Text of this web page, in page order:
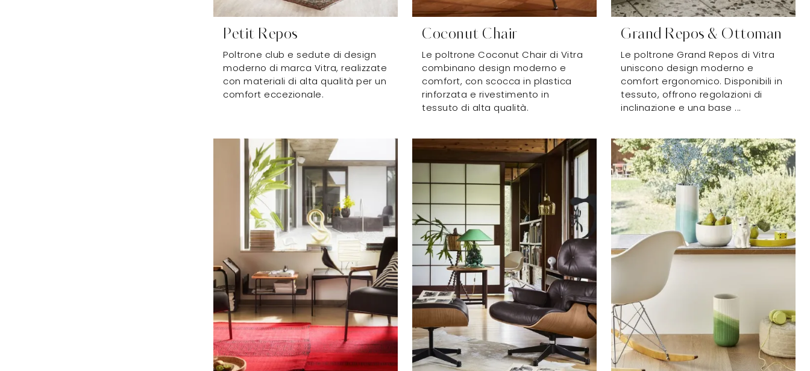
Petit Repos
Poltrone club e sedute di design
moderno di marca Vitra, realizzate
con materiali di alta qualità per un
comfort eccezionale.
Coconut Chair
Le poltrone Coconut Chair di Vitra
combinano design moderno e
comfort, con scocca in plastica
rinforzata e rivestimento in
tessuto di alta qualità.
Grand Repos & Ottoman
Le poltrone Grand Repos di Vitra
uniscono design moderno e
comfort ergonomico. Disponibili in
tessuto, offrono regolazioni di
inclinazione e una base ...